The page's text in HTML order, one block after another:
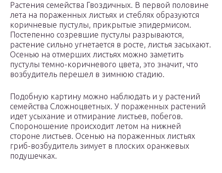
Растения семейства Гвоздичных. В первой половине
лета на пораженных листьях и стеблях образуются
коричневые пустулы, прикрытые эпидермисом.
Постепенно созревшие пустулы разрываются,
растение сильно угнетается в росте, листья засыхают.
Осенью на отмерших листьях можно заметить
пустулы темно-коричневого цвета, это значит, что
возбудитель перешел в зимнюю стадию.
Подобную картину можно наблюдать и у растений
семейства Сложноцветных. У пораженных растений
идет усыхание и отмирание листьев, побегов.
Спороношение происходит летом на нижней
стороне листьев. Осенью на пораженных листьях
гриб-возбудитель зимует в плоских оранжевых
подушечках.